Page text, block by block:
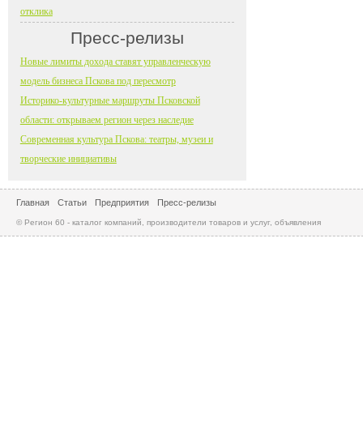
отклика
Пресс-релизы
Новые лимиты дохода ставят управленческую
модель бизнеса Пскова под пересмотр
Историко-культурные маршруты Псковской
области: открываем регион через наследие
Современная культура Пскова: театры, музеи и
творческие инициативы
Главная Статьи Предприятия Пресс-релизы
© Регион 60 - каталог компаний, производители товаров и услуг, объявления